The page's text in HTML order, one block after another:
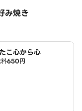
み焼き
こ心から心
650円